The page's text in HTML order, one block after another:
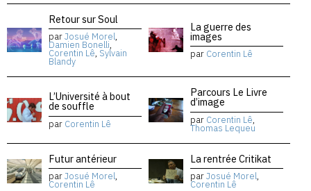
Retour sur Soul
parJosué Morel,
Damien Bonelli,
Corentin Lê, Sylvain
Blandy
La guerre des
images
par Corentin Lê
L’Université à bout
de souffle
par Corentin Lê
Parcours Le Livre
d’image
par Corentin Lê,
Thomas Lequeu
Futur antérieur
parJosué Morel,
Corentin Lê
La rentrée Critikat
parJosué Morel,
Corentin Lê